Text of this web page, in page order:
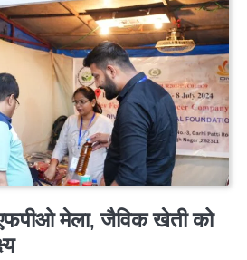
मेला, जैविक खेती को